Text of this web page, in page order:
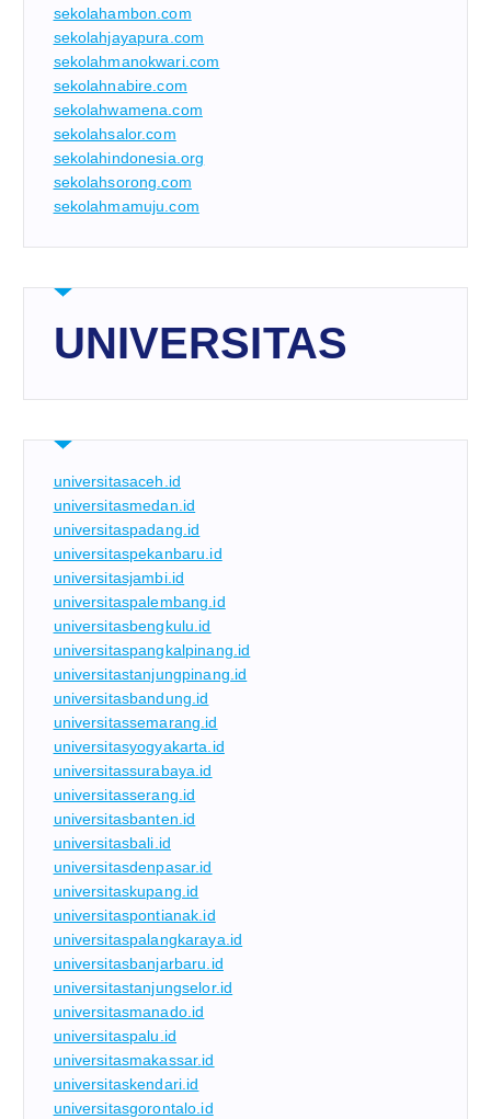
sekolahambon.com
sekolahjayapura.com
sekolahmanokwari.com
sekolahnabire.com
sekolahwamena.com
sekolahsalor.com
sekolahindonesia.org
sekolahsorong.com
sekolahmamuju.com
UNIVERSITAS
universitasaceh.id
universitasmedan.id
universitaspadang.id
universitaspekanbaru.id
universitasjambi.id
universitaspalembang.id
universitasbengkulu.id
universitaspangkalpinang.id
universitastanjungpinang.id
universitasbandung.id
universitassemarang.id
universitasyogyakarta.id
universitassurabaya.id
universitasserang.id
universitasbanten.id
universitasbali.id
universitasdenpasar.id
universitaskupang.id
universitaspontianak.id
universitaspalangkaraya.id
universitasbanjarbaru.id
universitastanjungselor.id
universitasmanado.id
universitaspalu.id
universitasmakassar.id
universitaskendari.id
universitasgorontalo.id